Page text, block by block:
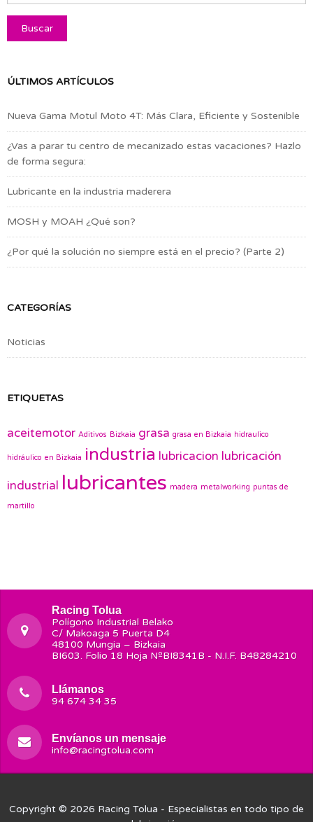
ÚLTIMOS ARTÍCULOS
Nueva Gama Motul Moto 4T: Más Clara, Eficiente y Sostenible
¿Vas a parar tu centro de mecanizado estas vacaciones? Hazlo
de forma segura:
Lubricante en la industria maderera
MOSH y MOAH ¿Qué son?
¿Por qué la solución no siempre está en el precio? (Parte 2)
CATEGORÍAS
Noticias
ETIQUETAS
aceitemotor Aditivos Bizkaia grasa grasa en Bizkaia hidraulico
hidráulico en Bizkaia industria lubricacion lubricación
industrial lubricantes madera metalworking puntas de
martillo
Racing Tolua
Polígono Industrial Belako
C/ Makoaga 5 Puerta D4
48100 Mungia – Bizkaia
BI603. Folio 18 Hoja NºBI8341B - N.I.F. B48284210
Llámanos
94 674 34 35
Envíanos un mensaje
info@racingtolua.com
Copyright © 2026 Racing Tolua - Especialistas en todo tipo de